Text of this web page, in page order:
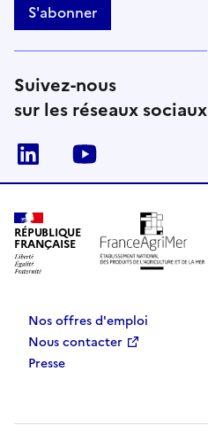
S'abonner
Suivez-nous
sur les réseaux sociaux
Linkedin
RÉPUBLIQUE
FRANÇAISE
Nos offres d'emploi
Nous contacter
Presse